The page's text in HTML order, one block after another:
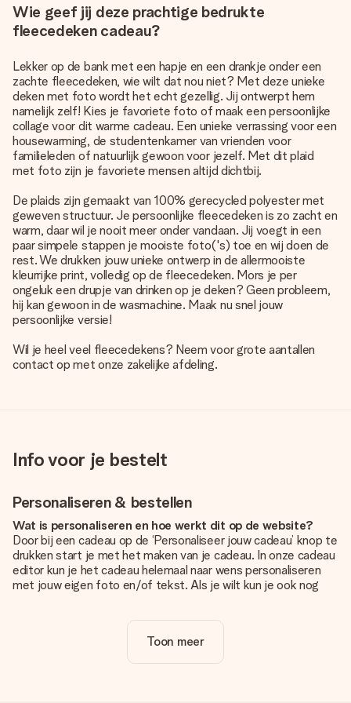
Wie geef jij deze prachtige bedrukte
fleecedeken cadeau?
Lekker op de bank met een hapje en een drankje onder een
zachte fleecedeken, wie wilt dat nou niet? Met deze unieke
deken met foto wordt het echt gezellig. Jij ontwerpt hem
namelijk zelf! Kies je favoriete foto of maak een persoonlijke
collage voor dit warme cadeau. Een unieke verrassing voor een
housewarming, de studentenkamer van vrienden voor
familieleden of natuurlijk gewoon voor jezelf. Met dit plaid
met foto zijn je favoriete mensen altijd dichtbij.
De plaids zijn gemaakt van 100% gerecycled polyester met
geweven structuur. Je persoonlijke fleecedeken is zo zacht en
warm, daar wil je nooit meer onder vandaan. Jij voegt in een
paar simpele stappen je mooiste foto('s) toe en wij doen de
rest. We drukken jouw unieke ontwerp in de allermooiste
kleurrijke print, volledig op de fleecedeken. Mors je per
ongeluk een drupje van drinken op je deken? Geen probleem,
hij kan gewoon in de wasmachine. Maak nu snel jouw
persoonlijke versie!
Wil je heel veel fleecedekens? Neem voor grote aantallen
contact op met onze zakelijke afdeling.
Info voor je bestelt
Personaliseren & bestellen
Wat is personaliseren en hoe werkt dit op de website?
Door bij een cadeau op de ‘Personaliseer jouw cadeau’ knop te
drukken start je met het maken van je cadeau. In onze cadeau
editor kun je het cadeau helemaal naar wens personaliseren
met jouw eigen foto en/of tekst. Als je wilt kun je ook nog
Is personalisatie in de prijs inbegrepen?
De prijs die op de website wordt getoond is inclusief de
Toon meer